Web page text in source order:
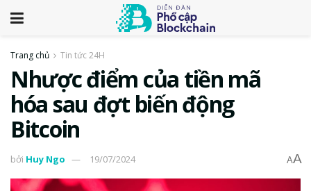
Trang chủ Tin tức 24H
Nhược điểm của tiền mã
hóa sau đợt biến động
Bitcoin
bởi Huy Ngo 19/07/2024 AA